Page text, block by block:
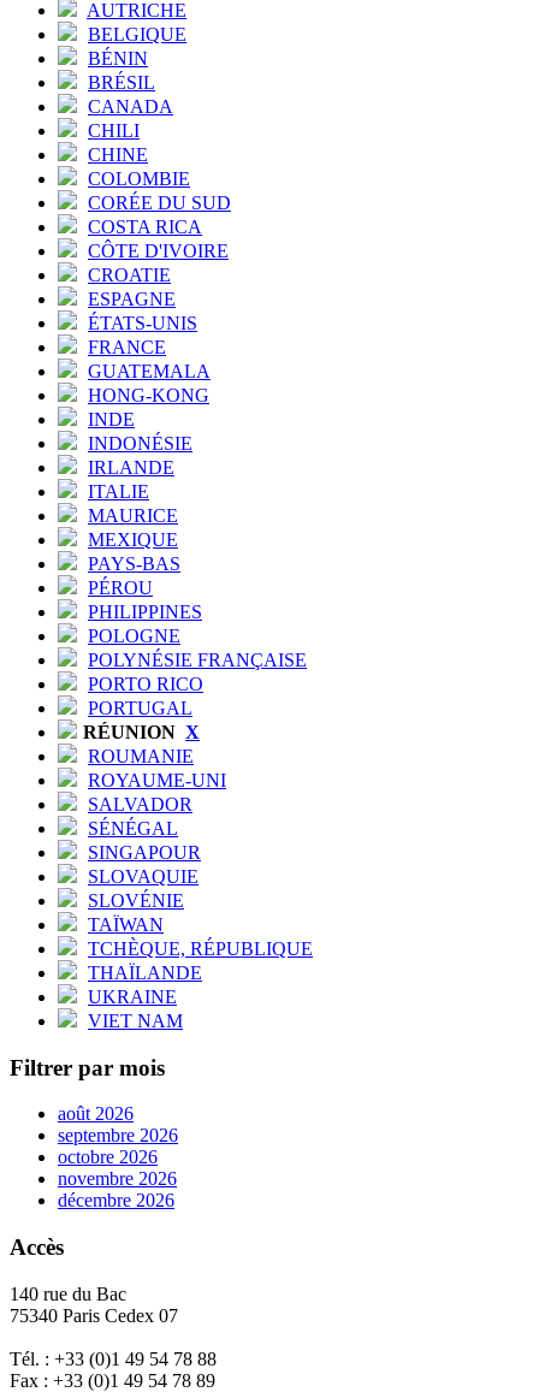
AUTRICHE
BELGIQUE
BÉNIN
BRÉSIL
CANADA
CHILI
CHINE
COLOMBIE
CORÉE DU SUD
COSTA RICA
CÔTE D'IVOIRE
CROATIE
ESPAGNE
ÉTATS-UNIS
FRANCE
GUATEMALA
HONG-KONG
INDE
INDONÉSIE
IRLANDE
ITALIE
MAURICE
MEXIQUE
PAYS-BAS
PÉROU
PHILIPPINES
POLOGNE
POLYNÉSIE FRANÇAISE
PORTO RICO
PORTUGAL
RÉUNION X
ROUMANIE
ROYAUME-UNI
SALVADOR
SÉNÉGAL
SINGAPOUR
SLOVAQUIE
SLOVÉNIE
TAÏWAN
TCHÈQUE, RÉPUBLIQUE
THAÏLANDE
UKRAINE
VIET NAM
Filtrer par mois
août 2026
septembre 2026
octobre 2026
novembre 2026
décembre 2026
Accès
140 rue du Bac
75340 Paris Cedex 07
Tél. : +33 (0)1 49 54 78 88
Fax : +33 (0)1 49 54 78 89